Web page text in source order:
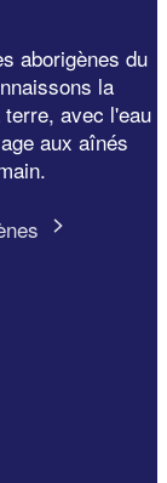
aborigènes du
la
avec l'eau
aux aînés